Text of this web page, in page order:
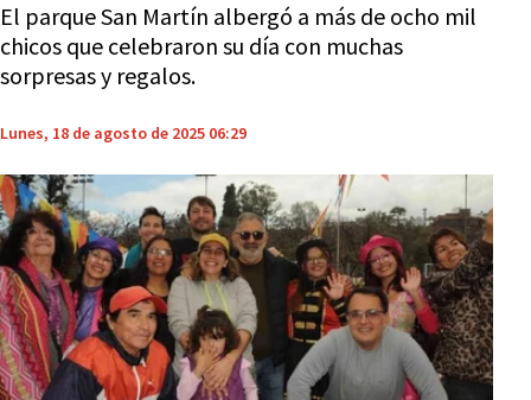
El parque San Martín albergó a más de ocho mil
chicos que celebraron su día con muchas
sorpresas y regalos.
Lunes, 18 de agosto de 2025 06:29